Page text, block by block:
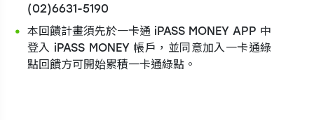
(02)6631-5190
本回饋計畫須先於一卡通 iPASS MONEY APP 中
登入 iPASS MONEY 帳戶，並同意加入一卡通綠
點回饋方可開始累積一卡通綠點。